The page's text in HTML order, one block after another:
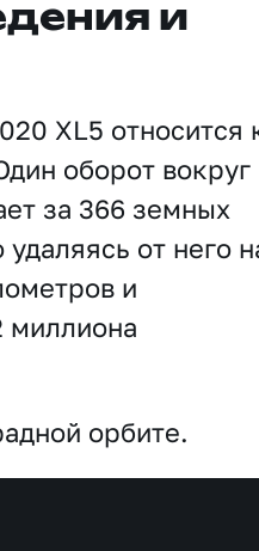
и
XL5 относится
оборот вокруг
за 366 земных
от него
и
миллиона
орбите.